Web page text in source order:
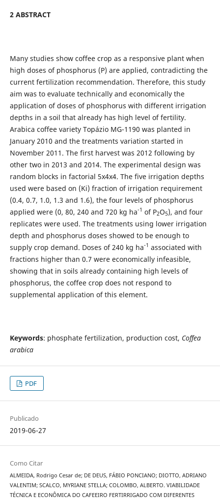
2 ABSTRACT
Many studies show coffee crop as a responsive plant when
high doses of phosphorus (P) are applied, contradicting the
current fertilization recommendation. Therefore, this study
aim was to evaluate technically and economically the
application of doses of phosphorus with different irrigation
depths in a soil that already has high level of fertility.
Arabica coffee variety Topázio MG-1190 was planted in
January 2010 and the treatments variation started in
November 2011. The first harvest was 2012 following by
other two in 2013 and 2014. The experimental design was
random blocks in factorial 5x4x4. The five irrigation depths
used were based on (Ki) fraction of irrigation requirement
(0.4, 0.7, 1.0, 1.3 and 1.6), the four levels of phosphorus
applied were (0, 80, 240 and 720 kg ha-1 of P2O5), and four
replicates were used. The treatments using lower irrigation
depth and phosphorus doses showed to be enough to
supply crop demand. Doses of 240 kg ha-1 associated with
fractions higher than 0.7 were economically infeasible,
showing that in soils already containing high levels of
phosphorus, the coffee crop does not respond to
supplemental application of this element.
Keywords: phosphate fertilization, production cost, Coffea
arabica
PDF
Publicado
2019-06-27
Como Citar
ALMEIDA, Rodrigo Cesar de; DE DEUS, FÁBIO PONCIANO; DIOTTO, ADRIANO
VALENTIM; SCALCO, MYRIANE STELLA; COLOMBO, ALBERTO. VIABILIDADE
TÉCNICA E ECONÔMICA DO CAFEEIRO FERTIRRIGADO COM DIFERENTES